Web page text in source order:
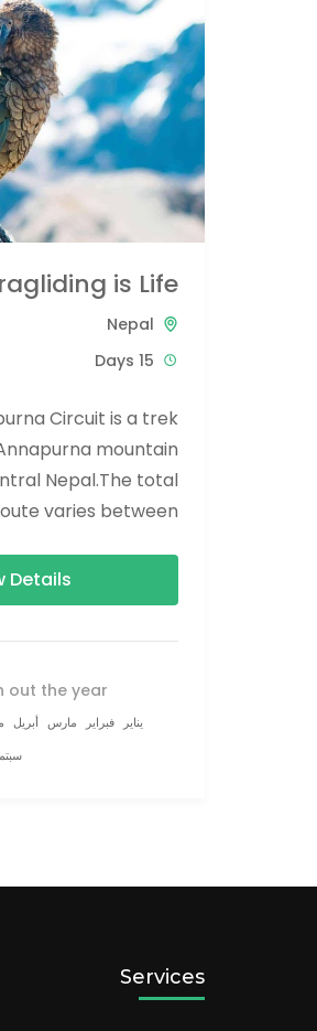
is Life
Nepal
15 Days
Circuit is a trek
mountain
Nepal.The total
varies between
Details
the year:
يناير فبراير مارس أبريل
Services